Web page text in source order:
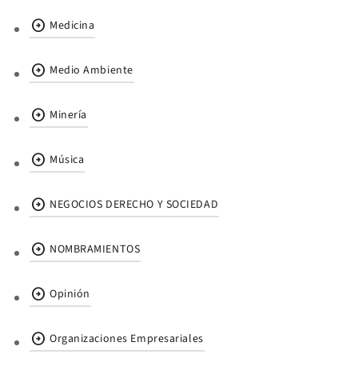
arrow_circle_right Medicina
arrow_circle_right Medio Ambiente
arrow_circle_right Minería
arrow_circle_right Música
arrow_circle_right NEGOCIOS DERECHO Y SOCIEDAD
arrow_circle_right NOMBRAMIENTOS
arrow_circle_right Opinión
arrow_circle_right Organizaciones Empresariales